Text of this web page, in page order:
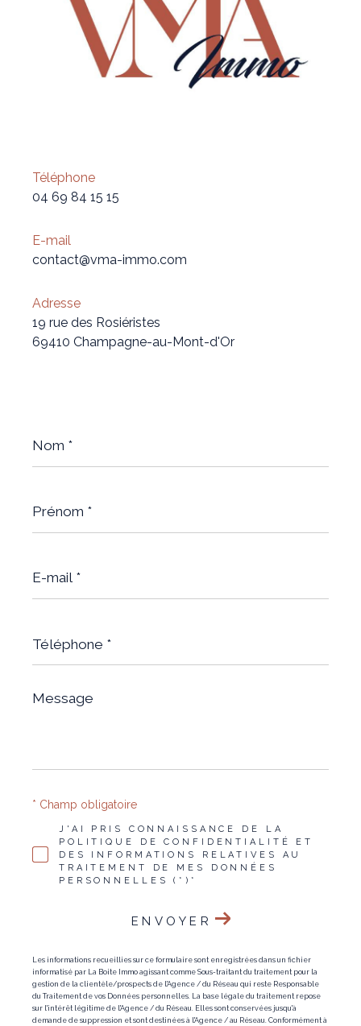
Téléphone
04 69 84 15 15
E-mail
contact@vma-immo.com
Adresse
19 rue des Rosiéristes
69410 Champagne-au-Mont-d'Or
*
*
mail
*
*
Message
*
J'AI PRIS CONNAISSANCE DE LA
POLITIQUE DE CONFIDENTIALITÉ ET
DES INFORMATIONS RELATIVES AU
TRAITEMENT DE MES DONNÉES
PERSONNELLES (*)*
* Champ obligatoire
ENVOYER
Les informations recueillies sur ce formulaire sont enregistrées dans un fichier
informatisé par La Boite Immo agissant comme Sous-traitant du traitement pour la
gestion de la clientèle/prospects de l'Agence / du Réseau qui reste Responsable
du Traitement de vos Données personnelles. La base légale du traitement repose
sur l'intérêt légitime de l'Agence / du Réseau. Elles sont conservées jusqu'à
demande de suppression et sont destinées à l'Agence / au Réseau. Conformément à